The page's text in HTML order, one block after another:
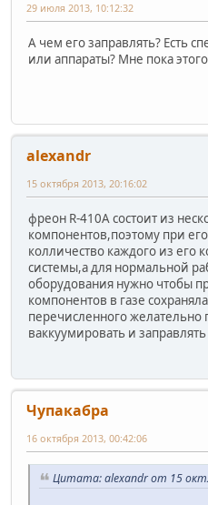
29 июля 2013, 10:12:32
А чем его заправлять? Есть
или аппараты? Мне пока
alexandr
15 октября 2013, 20:16:02
фреон R-410А состоит из
компонентов,поэтому при
колличество каждого из его
системы,а для нормальной
оборудования нужно чтобы
компонентов в газе
перечисленного желательно
ваккуумировать и
Чупакабра
16 октября 2013, 00:42:06
Цитата: alexandr от 15